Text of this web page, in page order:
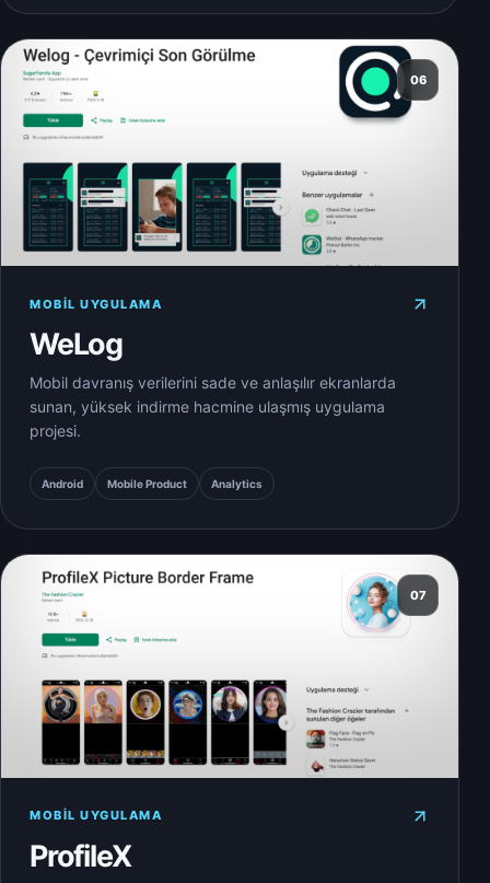
06
MOBIL UYGULAMA
WeLog
Mobil davranış verilerini sade ve anlaşılır ekranlarda
sunan, yüksek indirme hacmine ulaşmış uygulama
projesi.
Android Mobile Product Analytics
07
MOBIL UYGULAMA
ProfileX